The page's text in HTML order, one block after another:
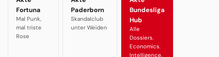
Fortuna
Mal Punk,
mal triste
Rose
Paderborn
Skandalclub
unter Weiden
Bundesliga
Hub
Alle
Dossiers.
Economics.
Intelligence.